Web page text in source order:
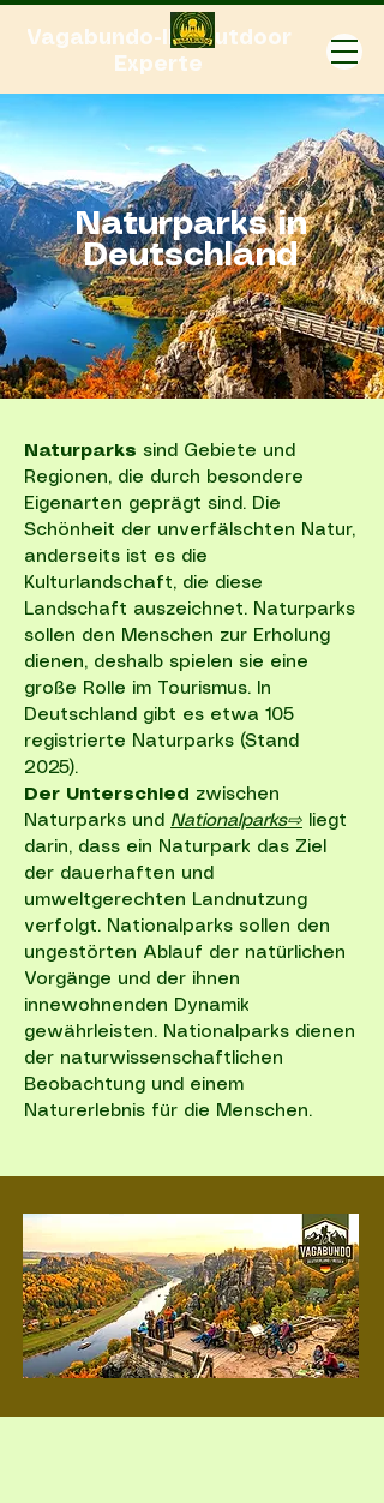
Vagabundo-Ihr Outdoor
Experte
Naturparks in
Deutschland
Naturparks sind Gebiete und
Regionen, die durch besondere
Eigenarten geprägt sind. Die
Schönheit der unverfälschten Natur,
anderseits ist es die
Kulturlandschaft, die diese
Landschaft auszeichnet. Naturparks
sollen den Menschen zur Erholung
dienen, deshalb spielen sie eine
große Rolle im Tourismus. In
Deutschland gibt es etwa 105
registrierte Naturparks (Stand
2025).
Der Unterschied zwischen
Naturparks und Nationalparks⇨ liegt
darin, dass ein Naturpark das Ziel
der dauerhaften und
umweltgerechten Landnutzung
verfolgt. Nationalparks sollen den
ungestörten Ablauf der natürlichen
Vorgänge und der ihnen
innewohnenden Dynamik
gewährleisten. Nationalparks dienen
der naturwissenschaftlichen
Beobachtung und einem
Naturerlebnis für die Menschen.